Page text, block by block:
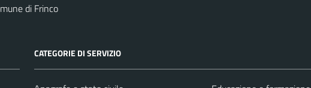
di Frinco
CATEGORIE DI SERVIZIO